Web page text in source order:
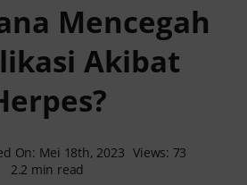
Mencegah
Akibat
On: Mei 18th, 2023 Views: 73
2.2 min read